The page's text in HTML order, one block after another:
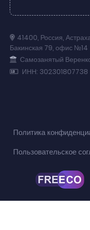
41400, Россия,
Бакинская 79, офис №14
Самозанятый
ИНН: 302301807738
Политика
Пользовательское